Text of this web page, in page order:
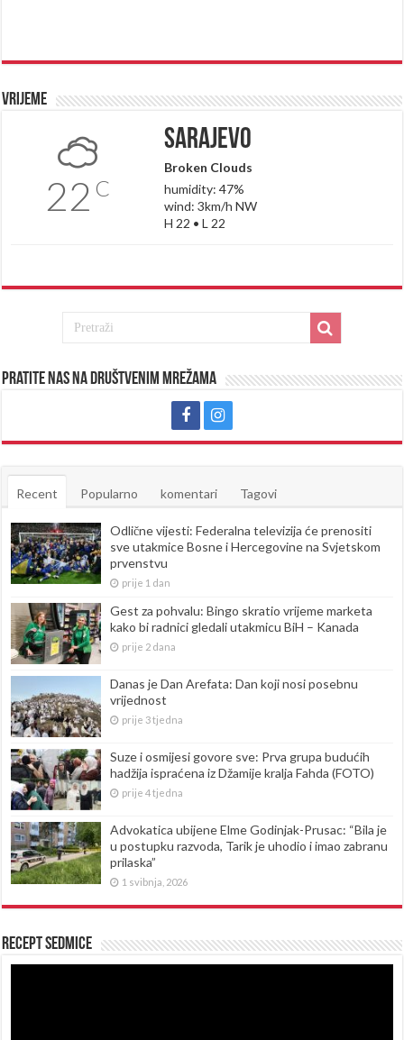
Vrijeme
22 C
Sarajevo
Broken Clouds
humidity: 47%
wind: 3km/h NW
H 22 • L 22
Pratite nas na društvenim mrežama
Recent Popularno komentari Tagovi
Odlične vijesti: Federalna televizija će prenositi
sve utakmice Bosne i Hercegovine na Svjetskom
prvenstvu
prije 1 dan
Gest za pohvalu: Bingo skratio vrijeme marketa
kako bi radnici gledali utakmicu BiH – Kanada
prije 2 dana
Danas je Dan Arefata: Dan koji nosi posebnu
vrijednost
prije 3 tjedna
Suze i osmijesi govore sve: Prva grupa budućih
hadžija ispraćena iz Džamije kralja Fahda (FOTO)
prije 4 tjedna
Advokatica ubijene Elme Godinjak-Prusac: “Bila je
u postupku razvoda, Tarik je uhodio i imao zabranu
prilaska”
1 svibnja, 2026
Recept sedmice